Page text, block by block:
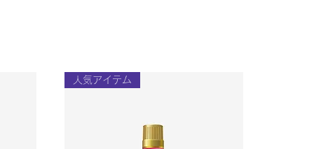
人気アイテム